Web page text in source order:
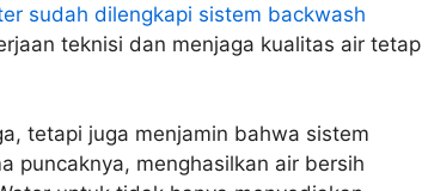
sudah dilengkapi sistem backwash
teknisi dan menjaga kualitas air tetap
tetapi juga menjamin bahwa sistem
puncaknya, menghasilkan air bersih